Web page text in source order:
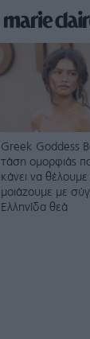
Greek Goddess
τάση ομορφιάς
κάνει να θέλουμε
μοιάζουμε με
Ελληνίδα θεά